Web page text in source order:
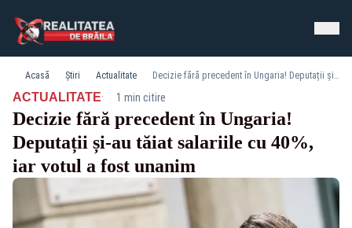
Acasă Știri Actualitate Decizie fără precedent în Ungaria! Deputații și-au tăiat salariile cu 40%, iar votul a fost unanim
ACTUALITATE· 1 min citire
Decizie fără precedent în Ungaria!
Deputații și-au tăiat salariile cu 40%,
iar votul a fost unanim